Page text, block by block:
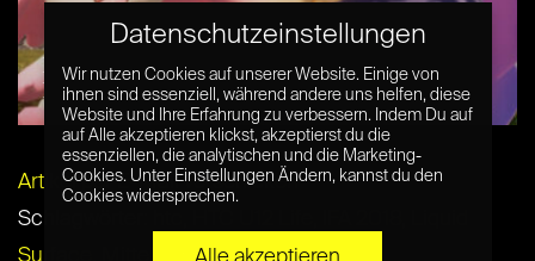
Lohnt sich Palworld 1.0? Die morbide
Pokémon-Survival-Sandbox im Test
Artikel per E-Mail verschicken
Schlagwörter:
Surface
Mittelklasse ,Smartphone
Datenschutzeinstellungen
Wir nutzen Cookies auf unserer Website. Einige von
ihnen sind essenziell, während andere uns helfen, diese
Website und Ihre Erfahrung zu verbessern. Indem Du auf
auf Alle akzeptieren klickst, akzeptierst du die
essenziellen, die analytischen und die Marketing-
Cookies. Unter Einstellungen Ändern, kannst du den
Cookies widersprechen.